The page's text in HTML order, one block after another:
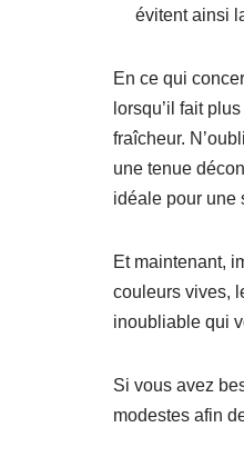
évitent ainsi
En ce qui
lorsqu’il fait
fraîcheur.
une tenue
idéale pour une
Et maintenant,
couleurs vives,
inoubliable qui
Si vous avez
modestes afin